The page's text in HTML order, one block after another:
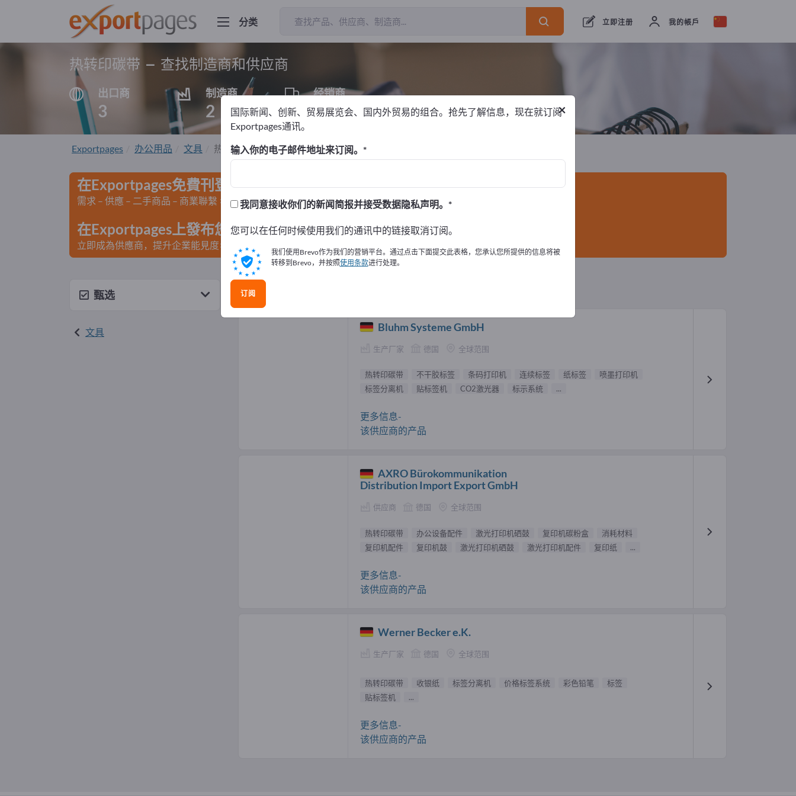
分类 立即注册 我的帳戶
热转印碳带 – 查找制造商和供应商
出口商
3
制造商
2
经销商
1
出口商 制造商2 经销商
Exportpages 办公用品 文具 热转印碳带
在Exportpages免費刊登廣告！
需求 – 供應 – 二手商品 – 商業聯繫 >> 由此開始
在Exportpages上發布您的公司與產品資訊。
立即成為供應商，提升企業能見度>> 點此發布資訊
甄选
文具
热转印碳带 供應商 (3)
Bluhm Systeme GmbH
生产厂家 德国 全球范围
热转印碳带 不干胶标签 条码打印机 连续标签 纸标签
喷墨打印机
标签分离机
贴标签机 CO2激光器 标示系统 ...
更多信息-
该供应商的产品
AXRO Bürokommunikation
Distribution Import Export GmbH
供应商 德国 全球范围
热转印碳带 办公设备配件 激光打印机硒鼓 复印机碳粉盒
消耗材料
复印机配件
复印机鼓 激光打印机硒鼓 激光打印机配件 复印纸 ...
更多信息-
该供应商的产品
Werner Becker e.K.
生产厂家 德国 全球范围
热转印碳带 收银纸 标签分离机 价格标签系统 彩色铅笔
标签
贴标签机
...
更多信息-
该供应商的产品
×
国际新闻、创新、贸易展览会、国内外贸易的组合。抢先了解信息，现在就订阅
Exportpages通讯。
输入你的电子邮件地址来订阅。
我同意接收你们的新闻简报并接受数据隐私声明。
您可以在任何时候使用我们的通讯中的链接取消订阅。
我们使用Brevo作为我们的营销平台。通过点击下面提交此表格，您承认您所提供的信息将被
转移到Brevo，并按照使用条款进行处理。
订阅